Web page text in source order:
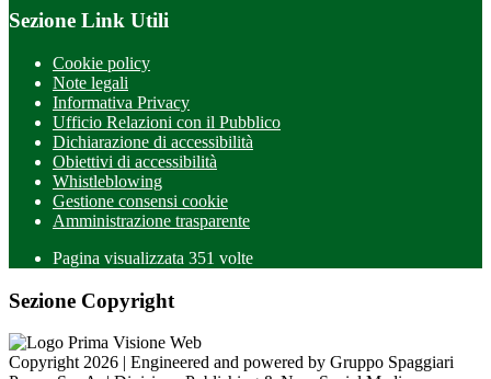
Sezione Link Utili
Cookie policy
Note legali
Informativa Privacy
Ufficio Relazioni con il Pubblico
Dichiarazione di accessibilità
Obiettivi di accessibilità
Whistleblowing
Gestione consensi cookie
Amministrazione trasparente
Pagina visualizzata 351 volte
Sezione Copyright
Copyright 2026 | Engineered and powered by Gruppo Spaggiari